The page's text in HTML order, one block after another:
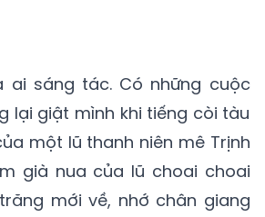
sáng tác. Có những cuộc
lại giật mình khi tiếng còi tàu
một lũ thanh niên mê Trịnh
già nua của lũ choai choai
mới về, nhớ chân giang